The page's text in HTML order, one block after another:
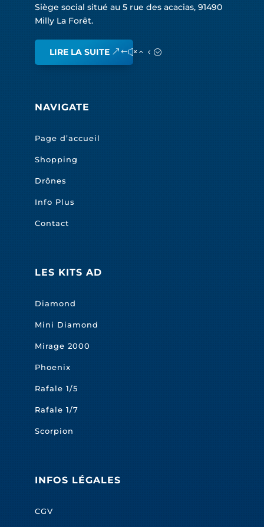
Siège social situé au 5 rue des acacias, 91490
Milly La Forêt.
LIRE LA SUITE
NAVIGATE
Page d’accueil
Shopping
Drônes
Info Plus
Contact
LES KITS AD
Diamond
Mini Diamond
Mirage 2000
Phoenix
Rafale 1/5
Rafale 1/7
Scorpion
INFOS LÉGALES
CGV